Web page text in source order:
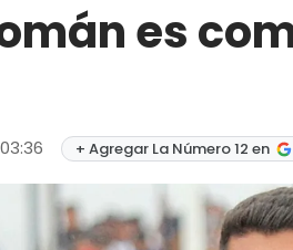
es
+ Agregar La Número 12 en